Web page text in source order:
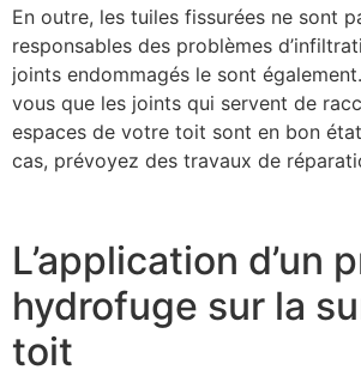
En outre, les tuiles fissurées ne sont
responsables des problèmes
joints endommagés le sont
vous que les joints qui servent de
espaces de votre toit sont en bon
cas, prévoyez des travaux de
L’application d’un
hydrofuge sur la
toit